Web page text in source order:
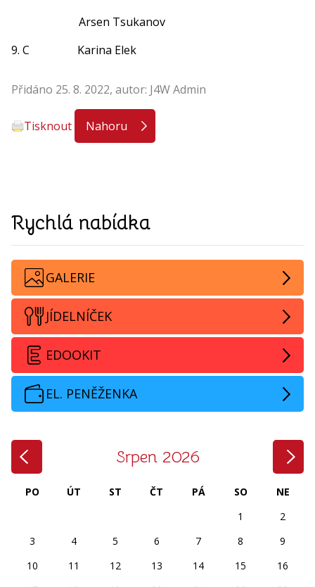
Arsen Tsukanov
9. C Karina Elek
Přidáno 25. 8. 2022, autor: J4W Admin
Tisknout Nahoru
Rychlá nabídka
GALERIE
JÍDELNÍČEK
EDOOKIT
EL. PENĚŽENKA
Srpen 2026
PO ÚT ST ČT PÁ SO
NE
1
2
3
4 5 6 7 8
9
10
11 12 13 14 15
16